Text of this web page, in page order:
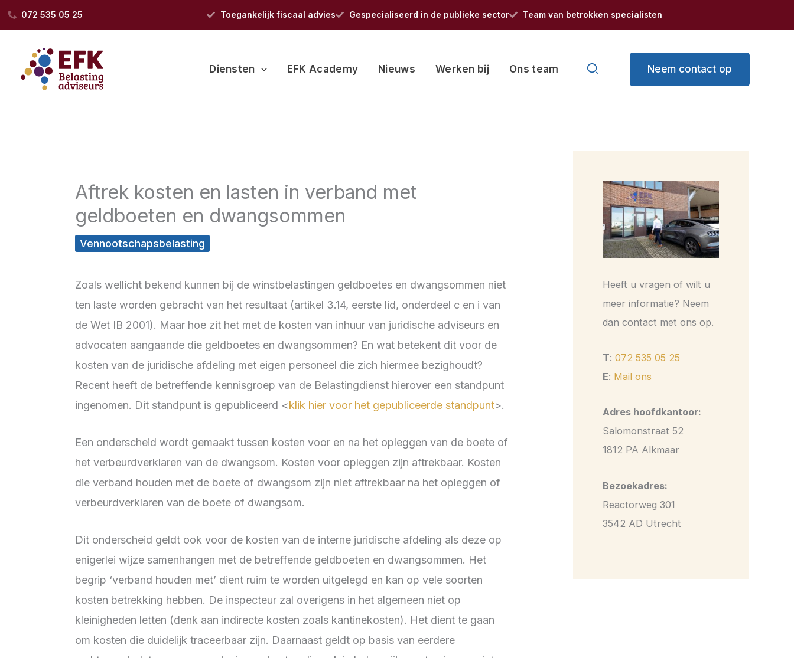
Ga
naar
inhoud
072 535 05 25 Toegankelijk fiscaal advies Gespecialiseerd in de publieke sector Team van betrokken specialisten
Diensten EFK Academy Nieuws Werken bij Ons team Zoeken Neem contact op
Aftrek kosten en lasten in verband met
geldboeten en dwangsommen
Vennootschapsbelasting
Zoals wellicht bekend kunnen bij de winstbelastingen geldboetes en dwangsommen niet
ten laste worden gebracht van het resultaat (artikel 3.14, eerste lid, onderdeel c en i van
de Wet IB 2001). Maar hoe zit het met de kosten van inhuur van juridische adviseurs en
advocaten aangaande die geldboetes en dwangsommen? En wat betekent dit voor de
kosten van de juridische afdeling met eigen personeel die zich hiermee bezighoudt?
Recent heeft de betreffende kennisgroep van de Belastingdienst hierover een standpunt
ingenomen. Dit standpunt is gepubliceerd <klik hier voor het gepubliceerde standpunt>.
Een onderscheid wordt gemaakt tussen kosten voor en na het opleggen van de boete of
het verbeurdverklaren van de dwangsom. Kosten voor opleggen zijn aftrekbaar. Kosten
die verband houden met de boete of dwangsom zijn niet aftrekbaar na het opleggen of
verbeurdverklaren van de boete of dwangsom.
Dit onderscheid geldt ook voor de kosten van de interne juridische afdeling als deze op
enigerlei wijze samenhangen met de betreffende geldboeten en dwangsommen. Het
begrip ‘verband houden met’ dient ruim te worden uitgelegd en kan op vele soorten
kosten betrekking hebben. De inspecteur zal overigens in het algemeen niet op
kleinigheden letten (denk aan indirecte kosten zoals kantinekosten). Het dient te gaan
om kosten die duidelijk traceerbaar zijn. Daarnaast geldt op basis van eerdere
Heeft u vragen of wilt u
meer informatie? Neem
dan contact met ons op.
T: 072 535 05 25
E: Mail ons
Adres hoofdkantoor:
Salomonstraat 52
1812 PA Alkmaar
Bezoekadres:
Reactorweg 301
3542 AD Utrecht